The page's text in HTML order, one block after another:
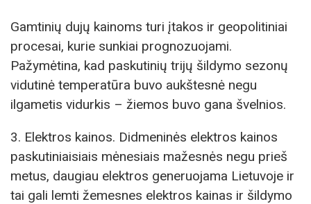
Gamtinių dujų kainoms turi įtakos ir geopolitiniai
procesai, kurie sunkiai prognozuojami.
Pažymėtina, kad paskutinių trijų šildymo sezonų
vidutinė temperatūra buvo aukštesnė negu
ilgametis vidurkis – žiemos buvo gana švelnios.
3. Elektros kainos. Didmeninės elektros kainos
paskutiniaisiais mėnesiais mažesnės negu prieš
metus, daugiau elektros generuojama Lietuvoje ir
tai gali lemti žemesnes elektros kainas ir šildymo